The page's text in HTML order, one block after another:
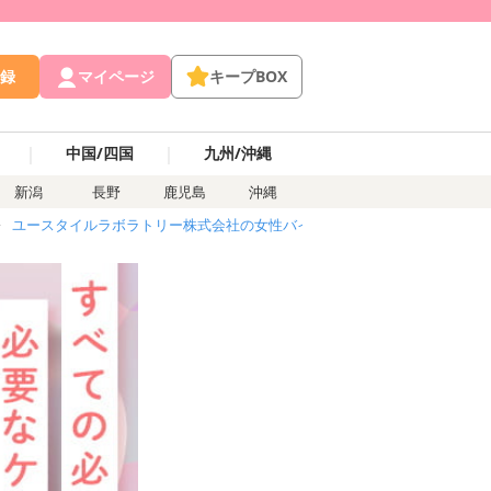
マイページ キープBOX
中国/四国 九州/沖縄
新潟 長野 鹿児島
沖縄
ユースタイルラボラトリー株式会社の女性バイト求人・アルバイト